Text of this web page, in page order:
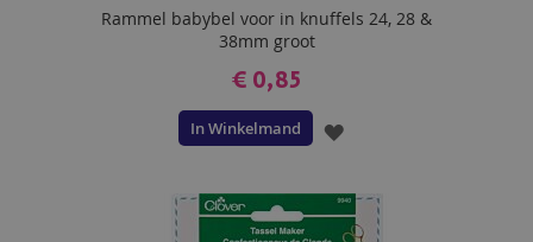
Rammel babybel voor in knuffels 24, 28 &
38mm groot
€ 0,85
In Winkelmand
VOEG
AAN